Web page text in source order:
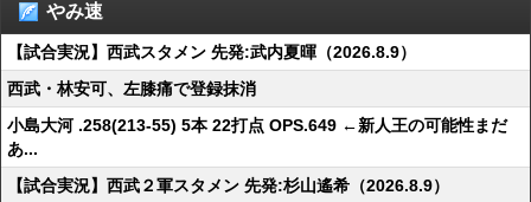
やみ速
【試合実況】西武スタメン 先発:武内夏暉（2026.8.9）
西武・林安可、左膝痛で登録抹消
小島大河 .258(213-55) 5本 22打点 OPS.649 ←新人王の可能性まだ
あ...
【試合実況】西武２軍スタメン 先発:杉山遙希（2026.8.9）